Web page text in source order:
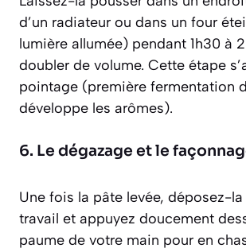
d’un radiateur ou dans un four
lumière allumée) pendant 1h30 à
doubler de volume. Cette étape
pointage (première fermentation
développe les arômes).
6. Le dégazage et le
Une fois la pâte levée, déposez-
travail et appuyez doucement
paume de votre main pour en